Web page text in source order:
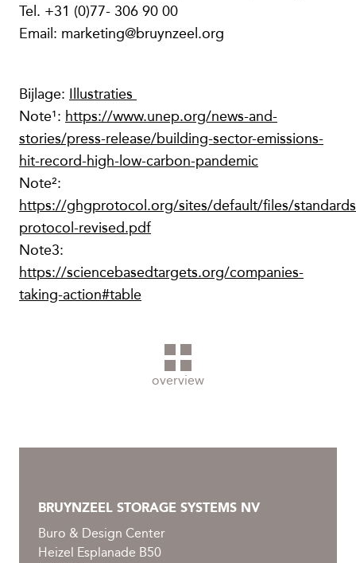
Tel. +31 (0)77- 306 90 00
Email: marketing@bruynzeel.org
Bijlage: Illustraties
Note¹: https://www.unep.org/news-and-
stories/press-release/building-sector-emissions-
hit-record-high-low-carbon-pandemic
Note²:
https://ghgprotocol.org/sites/default/files/
protocol-revised.pdf
Note3:
https://sciencebasedtargets.org/companies-
taking-action#table
overview
BRUYNZEEL STORAGE SYSTEMS NV
Buro & Design Center
Heizel Esplanade B50